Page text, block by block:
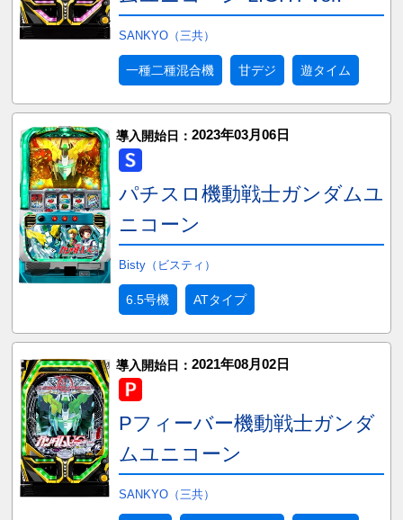
SANKYO（三共）
一種二種混合機 甘デジ 遊タイム
導入開始日： 2023年03月06日
パチスロ機動戦士ガンダムユ
ニコーン
Bisty（ビスティ）
6.5号機 ATタイプ
導入開始日： 2021年08月02日
Pフィーバー機動戦士ガンダ
ムユニコーン
SANKYO（三共）